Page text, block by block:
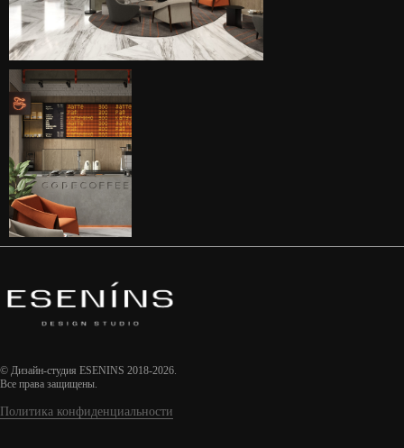
галерею, которая находится неподалеку.
© Дизайн-студия ESENINS 2018-2026.
Все права защищены.
Политика конфиденциальности